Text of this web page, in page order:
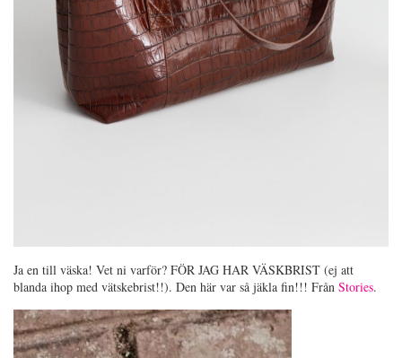
Ja en till väska! Vet ni varför? FÖR JAG HAR VÄSKBRIST (ej att
blanda ihop med vätskebrist!!). Den här var så jäkla fin!!! Från Stories.